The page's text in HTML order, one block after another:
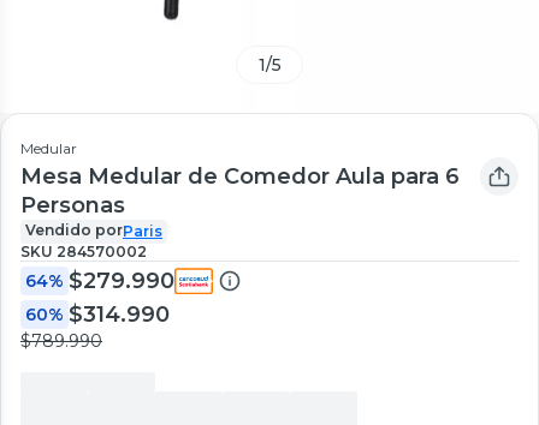
1/5
Medular
Mesa Medular de Comedor Aula para 6
Personas
Vendido porParis
SKU 284570002
64% $279.990
60% $314.990
$789.990